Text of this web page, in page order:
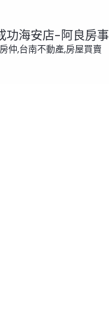
功海安店-阿良房事
仲,台南不動產,房屋買賣